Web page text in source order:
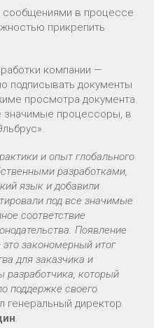
сообщениями в процессе
прикрепить
компании —
подписывать документы
просмотра документа.
значимые процессоры, в
и опыт глобального
разработками,
язык и добавили
под все значимые
соответствие
Появление
закономерный итог
для заказчика и
разработчика, который
поддержке своего
генеральный директор
.